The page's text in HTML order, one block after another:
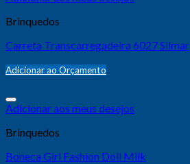
Brinquedos
Carreta Transcarregadeira 6027 Silmar
Adicionar ao Orçamento
Adicionar aos meus desejos
Brinquedos
Boneca Girl Fashion Doll Milk